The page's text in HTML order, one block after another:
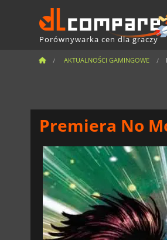
Porównywarka cen dla graczy
AKTUALNOŚCI GAMINGOWE
Premiera No